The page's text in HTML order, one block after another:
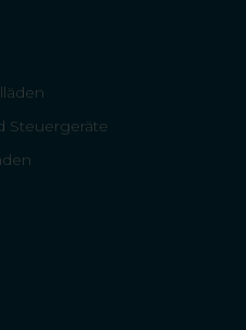
Steuergeräte